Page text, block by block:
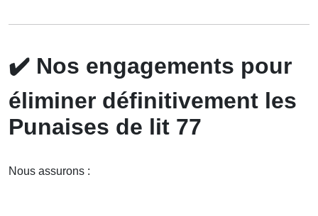
✔️ Nos engagements pour
éliminer définitivement les
Punaises de lit 77
Nous assurons :